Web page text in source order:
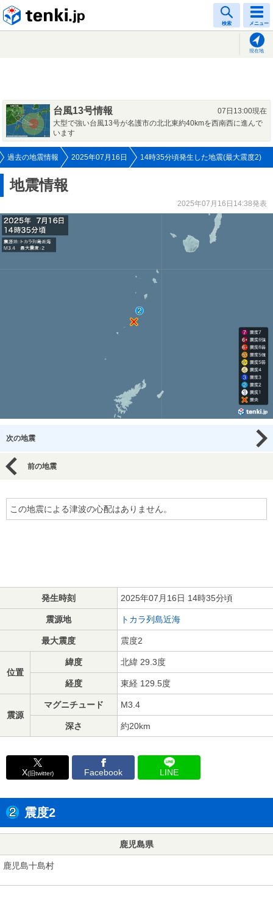
検索 メニュー
現在地
台風13号情報
07日13:00現在
大型で強い台風13号が名護市の北北東約40kmを西南西に進んで
います
過去の地震情報 2025年07月16日 14時35分頃発生した地震(最大震度2)
地震情報
2025年07月16日14:38発表
次の地震
前の地震
この地震による津波の心配はありません。
発生時刻 2025年07月16日 14時35分頃
震源地 トカラ列島近海
最大震度 震度2
位置
緯度 北緯 29.3度
経度 東経 129.5度
震源
マグニチュード M3.4
深さ 約20km
X(旧twitter) Facebook LINE
震度2
鹿児島県
鹿児島十島村